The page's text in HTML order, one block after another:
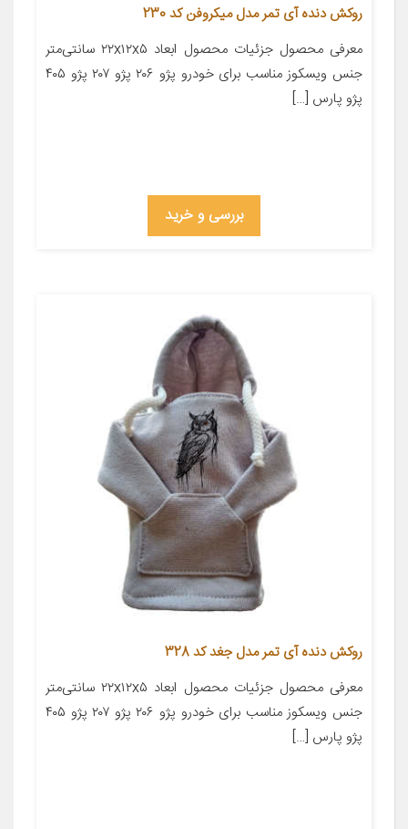
روکش دنده آی تمر مدل میکروفن کد 230
معرفی محصول جزئیات محصول ابعاد ۲۲x۱۲x۵ سانتی‌متر
جنس ویسکوز مناسب برای خودرو پژو ۲۰۶ پژو ۲۰۷ پژو ۴۰۵
پژو پارس […]
بررسی و خرید
روکش دنده آی تمر مدل جغد کد 328
معرفی محصول جزئیات محصول ابعاد ۲۲x۱۲x۵ سانتی‌متر
جنس ویسکوز مناسب برای خودرو پژو ۲۰۶ پژو ۲۰۷ پژو ۴۰۵
پژو پارس […]